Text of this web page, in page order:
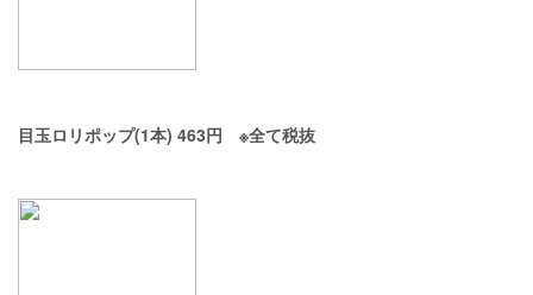
目玉ロリポップ(1本) 463円 ※全て税抜